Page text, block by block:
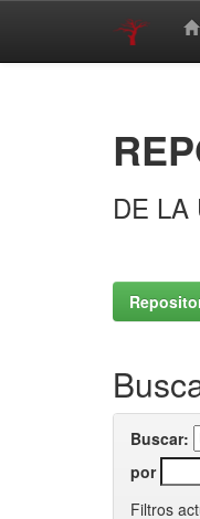
DE LA
Buscar:
por
Filtros